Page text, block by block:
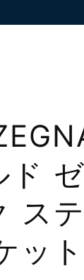
ド
ス
ッ